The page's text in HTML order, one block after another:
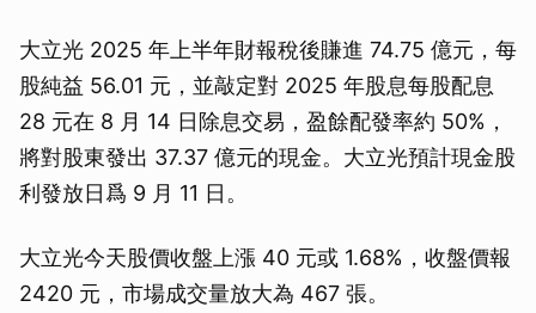
大立光 2025 年上半年財報稅後賺進 74.75 億元，每
股純益 56.01 元，並敲定對 2025 年股息每股配息
28 元在 8 月 14 日除息交易，盈餘配發率約 50%，
將對股東發出 37.37 億元的現金。大立光預計現金股
利發放日爲 9 月 11 日。
大立光今天股價收盤上漲 40 元或 1.68%，收盤價報
2420 元，市場成交量放大為 467 張。